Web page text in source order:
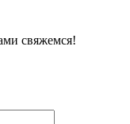
свяжемся!